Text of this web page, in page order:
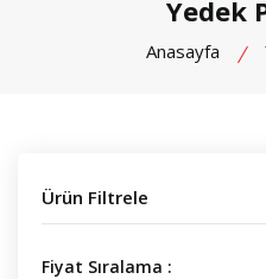
Yedek
Anasayfa
Ürün Filtrele
Fiyat Sıralama :